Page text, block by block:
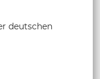
deutschen